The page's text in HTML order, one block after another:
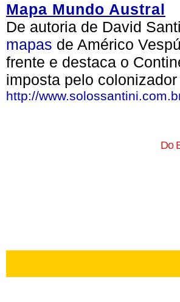
Mapa Mundo Austral
De autoria de David
mapas de Américo
frente e destaca o
imposta pelo
http://
Do